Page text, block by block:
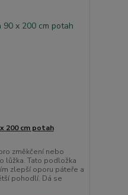
200 cm potah
změkčení nebo
lůžka. Tato podložka
zlepší oporu páteře a
pohodlí. Dá se